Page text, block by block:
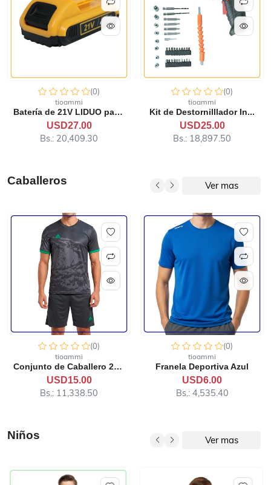
(0)
tioammi
Kit de Destornilllador In...
USD25.00
Bs.: 18,897.50
(0)
tioammi
Pulidora Eléctrica de Mano
USD60.00
Bs.: 45,354.00
Caballeros Ver mas
(0)
tioammi
Franela Deportiva Azul
USD6.00
Bs.: 4,535.40
(0)
tioammi
Jogger Azul de Caballero
USD15.00
Bs.: 11,338.50
Niños Ver mas